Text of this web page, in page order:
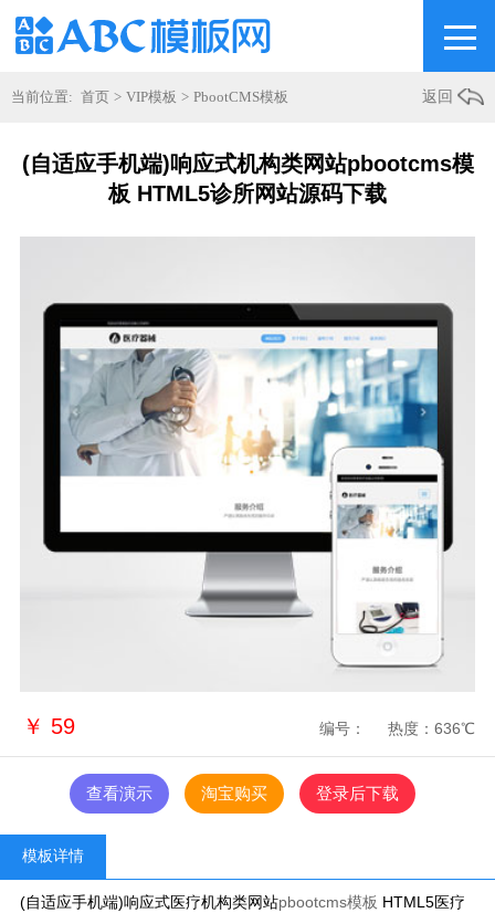
当前位置: 首页 > VIP模板 > PbootCMS模板 返回
(自适应手机端)响应式机构类网站pbootcms模
板 HTML5诊所网站源码下载
￥ 59 热度：636℃
编号：
查看演示 淘宝购买 登录后下载
模板详情
(自适应手机端)响应式医疗机构类网站pbootcms模板 HTML5医疗